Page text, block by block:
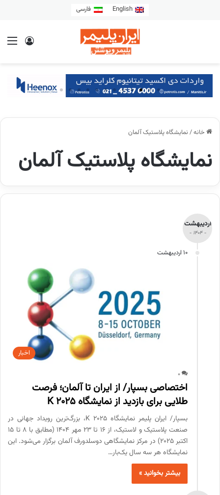
English فارسی
خانه/ نمایشگاه پلاستیک آلمان
نمایشگاه پلاستیک آلمان
اردیبهشت
- 1404 -
10 اردیبهشت
اخبار
0
اختصاصی بسپار/ از ایران تا آلمان؛ فرصت
طلایی برای بازدید از نمایشگاه K 2025
بسپار/ ایران پلیمر نمایشگاه K 2025، بزرگ‌ترین رویداد جهانی در
صنعت پلاستیک و لاستیک، از 16 تا 23 مهر 1404 (مطابق با 8 تا 15
اکتبر 2025) در مرکز نمایشگاهی دوسلدورف آلمان برگزار می‌شود. این
نمایشگاه هر سه سال یک‌بار…
بیشتر بخوانید »